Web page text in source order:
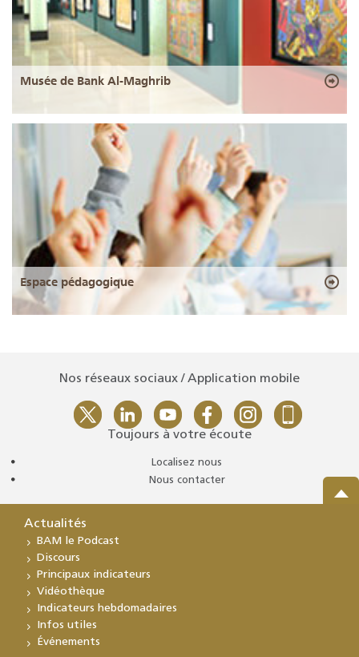
Musée de Bank Al-Maghrib
Espace pédagogique
Nos réseaux sociaux / Application mobile
Toujours à votre écoute
Localisez nous
Nous contacter
Actualités
BAM le Podcast
Discours
Principaux indicateurs
Vidéothèque
Indicateurs hebdomadaires
Infos utiles
Événements